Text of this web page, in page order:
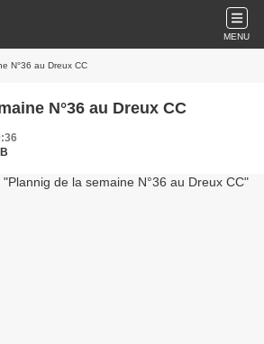
MENU
N°36 au Dreux CC
N°36 au Dreux CC